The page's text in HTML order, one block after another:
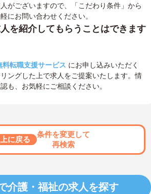
がございますので、「こだわり条件」から
にお問い合わせください。
を紹介してもらうことはできます
料転職支援サービス にお申し込みいただく
ングした上で求人をご提案いたします。情
も、お気軽にご相談ください。
に戻る
条件を変更して
再検索
介護・福祉の求人を探す